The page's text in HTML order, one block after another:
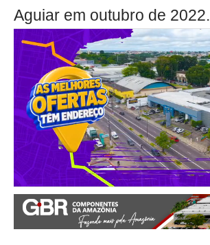
Aguiar em outubro de 2022.